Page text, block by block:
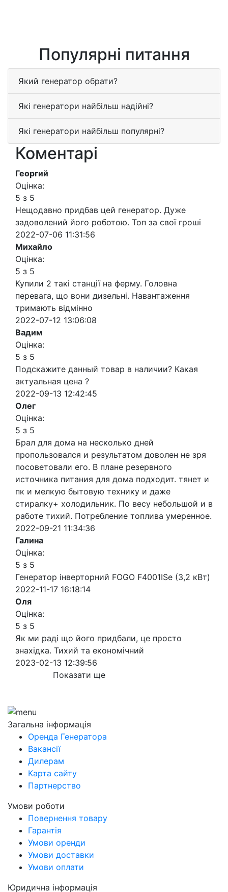
Популярні питання
Який генератор обрати?
Які генератори найбільш надійні?
Які генератори найбільш популярні?
Коментарі
Георгий
Оцінка:
5 з 5
Нещодавно придбав цей генератор. Дуже
задоволений його роботою. Топ за свої гроші
2022-07-06 11:31:56
Михайло
Оцінка:
5 з 5
Купили 2 такі станції на ферму. Головна
перевага, що вони дизельні. Навантаження
тримають відмінно
2022-07-12 13:06:08
Вадим
Оцінка:
5 з 5
Подскажите данный товар в наличии? Какая
актуальная цена ?
2022-09-13 12:42:45
Олег
Оцінка:
5 з 5
Брал для дома на несколько дней
пропользовался и результатом доволен не зря
посоветовали его. В плане резервного
источника питания для дома подходит. тянет и
пк и мелкую бытовую технику и даже
стиралку+ холодильник. По весу небольшой и в
работе тихий. Потребление топлива умеренное.
2022-09-21 11:34:36
Галина
Оцінка:
5 з 5
Генератор інверторний FOGO F4001ISe (3,2 кВт)
2022-11-17 16:18:14
Оля
Оцінка:
5 з 5
Як ми раді що його придбали, це просто
знахідка. Тихий та економічний
2023-02-13 12:39:56
Показати ще
Загальна інформація
Оренда Генератора
Вакансії
Дилерам
Карта сайту
Партнерство
Умови роботи
Повернення товару
Гарантія
Умови оренди
Умови доставки
Умови оплати
Юридична інформація